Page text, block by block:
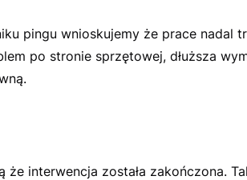
pingu wnioskujemy że prace nadal
po stronie sprzętowej, dłuższa
interwencja została zakończona.